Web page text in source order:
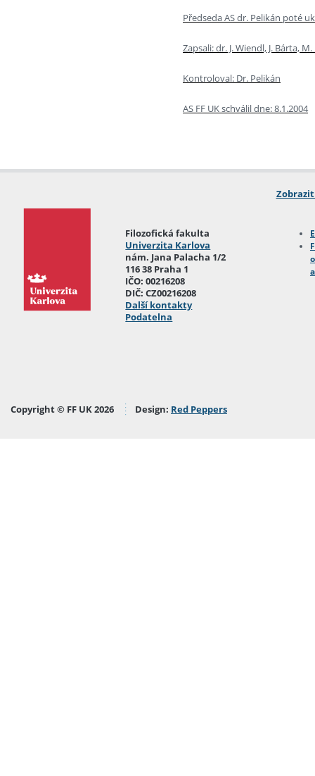
Předseda AS dr. Pelikán poté
Zapsali: dr. J. Wiendl, J. Bárta,
Kontroloval: Dr. Pelikán
AS FF UK schválil dne: 8.1.2004
Filozofická fakulta
Univerzita Karlova
nám. Jana Palacha 1/2
116 38 Praha 1
IČO: 00216208
DIČ: CZ00216208
Další kontakty
Podatelna
Copyright © FF UK 2026 Design: Red Peppers